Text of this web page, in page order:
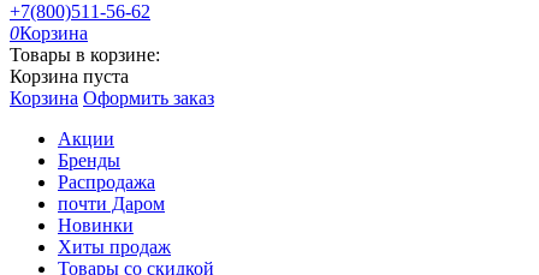
+7(800)511-56-62
0Корзина
Товары в корзине:
Корзина пуста
Корзина Оформить заказ
Акции
Бренды
Распродажа
почти Даром
Новинки
Хиты продаж
Товары со скидкой